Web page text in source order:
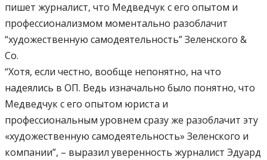
пишет журналист, что Медведчук с его опытом и
профессионализмом моментально разоблачит
“художественную самодеятельность” Зеленского &
Co.
“Хотя, если честно, вообще непонятно, на что
надеялись в ОП. Ведь изначально было понятно, что
Медведчук с его опытом юриста и
профессиональным уровнем сразу же разоблачит эту
«художественную самодеятельность» Зеленского и
компании”, – выразил уверенность журналист Эдуард